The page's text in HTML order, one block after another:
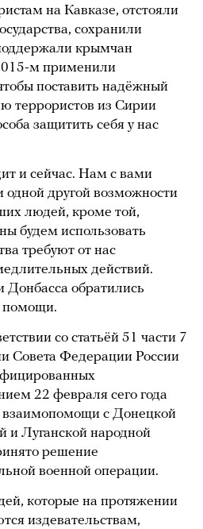
на Кавказе, отстояли
сохранили
крымчан
м применили
поставить надёжный
террористов из Сирии
защитить себя у нас
и сейчас. Нам с вами
одной другой возможности
людей, кроме той,
будем использовать
требуют от нас
действий.
обратились
помощи.
со статьёй 51 части 7
Совета Федерации России
22 февраля сего года
взаимопомощи с Донецкой
и Луганской народной
решение
военной операции.
которые на протяжении
издевательствам,